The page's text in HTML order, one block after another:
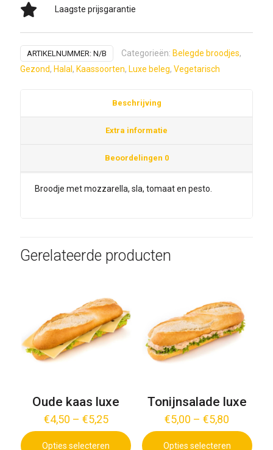
Laagste prijsgarantie
ARTIKELNUMMER: N/B Categorieën: Belegde broodjes,
Gezond, Halal , Kaassoorten, Luxe beleg, Vegetarisch
Beschrijving
Extra informatie
Beoordelingen 0
Broodje met mozzarella, sla, tomaat en pesto.
Gerelateerde producten
Oude kaas luxe
€4,50 – €5,25
Opties selecteren
Tonijnsalade luxe
€5,00 –€5,80
Opties selecteren